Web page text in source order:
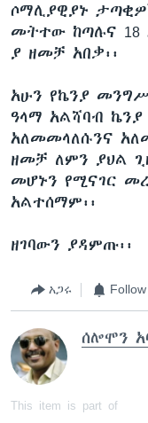
ሶማሊያዊያኑ
መትተው ከጣሉና 18
ያ ዘመቻ አበቃ፡፡
አሁን የኬንያ
ዓላማ አልሻባብ
አለመመላለሱንና
ዘመቻ ለምን ያህል
መሆኑን የሚናገር
አልተሰማም፡፡
ዘገባውን ያዳምጡ፡፡
አጋሩ
ሰሎሞን
This item is part of